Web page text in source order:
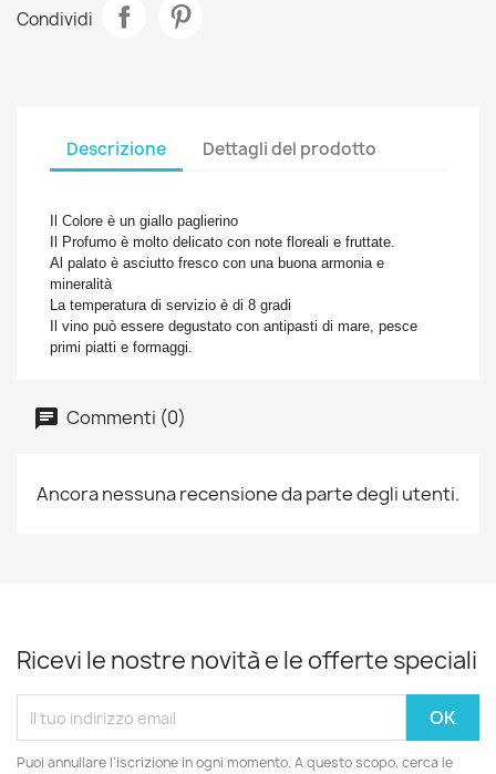
Condividi
Descrizione Dettagli del prodotto
Il Colore è un giallo paglierino
Il Profumo è molto delicato con note floreali e fruttate.
Al palato è asciutto fresco con una buona armonia e
mineralità
La temperatura di servizio è di 8 gradi
Il vino può essere degustato con antipasti di mare, pesce
primi piatti e formaggi.
Commenti (0)
Ancora nessuna recensione da parte degli utenti.
Ricevi le nostre novità e le offerte speciali
Puoi annullare l'iscrizione in ogni momento. A questo scopo, cerca le